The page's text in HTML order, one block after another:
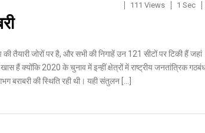
111 Views 1 Sec
तैयारी जोरों पर है, और सभी की निगाहें उन 121 सीटों पर टिकी हैं जहां
हैं क्योंकि 2020 के चुनाव में इन्हीं क्षेत्रों में राष्ट्रीय जनतांत्रिक
बराबरी की स्थिति रही थी। यही संतुलन […]